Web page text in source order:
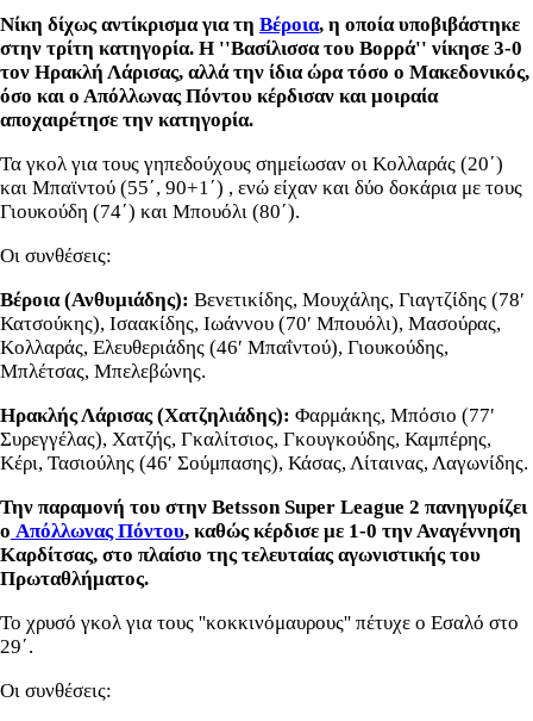
Νίκη δίχως αντίκρισμα για τη Βέροια, η οποία υποβιβάστηκε
στην τρίτη κατηγορία. Η ''Βασίλισσα του Βορρά'' νίκησε 3-0
τον Ηρακλή Λάρισας, αλλά την ίδια ώρα τόσο ο Μακεδονικός,
όσο και ο Απόλλωνας Πόντου κέρδισαν και μοιραία
αποχαιρέτησε την κατηγορία.
Τα γκολ για τους γηπεδούχους σημείωσαν οι Κολλαράς (20΄)
και Μπαϊντού (55΄, 90+1΄) , ενώ είχαν και δύο δοκάρια με τους
Γιουκούδη (74΄) και Μπουόλι (80΄).
Οι συνθέσεις:
Βέροια (Ανθυμιάδης): Βενετικίδης, Μουχάλης, Γιαγτζίδης (78′
Κατσούκης), Ισαακίδης, Ιωάννου (70′ Μπουόλι), Μασούρας,
Κολλαράς, Ελευθεριάδης (46′ Μπαΐντού), Γιουκούδης,
Μπλέτσας, Μπελεβώνης.
Ηρακλής Λάρισας (Χατζηλιάδης): Φαρμάκης, Μπόσιο (77′
Συρεγγέλας), Χατζής, Γκαλίτσιος, Γκουγκούδης, Καμπέρης,
Κέρι, Τασιούλης (46′ Σούμπασης), Κάσας, Λίταινας, Λαγωνίδης.
Την παραμονή του στην Betsson Super League 2 πανηγυρίζει
ο Απόλλωνας Πόντου, καθώς κέρδισε με 1-0 την Αναγέννηση
Καρδίτσας, στο πλαίσιο της τελευταίας αγωνιστικής του
Πρωταθλήματος.
Το χρυσό γκολ για τους ''κοκκινόμαυρους'' πέτυχε ο Εσαλό στο
29΄.
Οι συνθέσεις: